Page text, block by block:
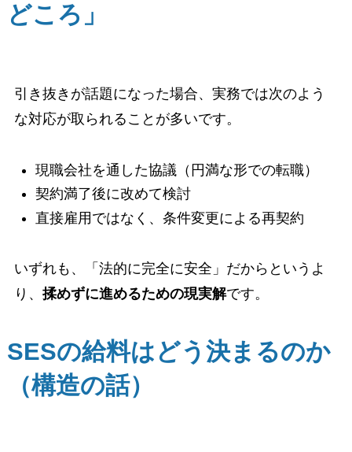
どころ」
引き抜きが話題になった場合、実務では次のよう
な対応が取られることが多いです。
現職会社を通した協議（円満な形での転職）
契約満了後に改めて検討
直接雇用ではなく、条件変更による再契約
いずれも、「法的に完全に安全」だからというよ
り、 揉めずに進めるための現実解です。
SESの給料はどう決まるのか
（構造の話）